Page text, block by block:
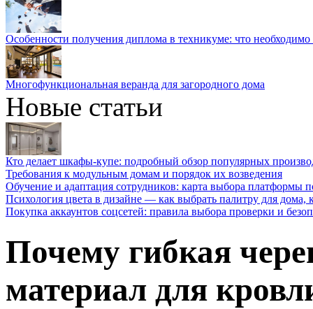
Особенности получения диплома в техникуме: что необходимо
Многофункциональная веранда для загородного дома
Новые статьи
Кто делает шкафы-купе: подробный обзор популярных
Требования к модульным домам и порядок их возведения
Обучение и адаптация сотрудников: карта выбора платформы
Психология цвета в дизайне — как выбрать палитру для дома,
Покупка аккаунтов соцсетей: правила выбора проверки и
Почему гибкая
материал для